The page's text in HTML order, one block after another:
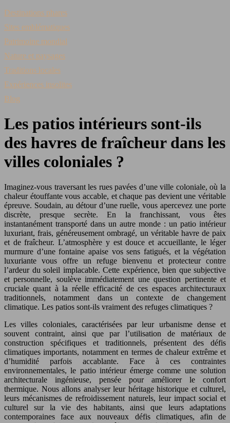
Destinations phares
Sites emblématiques
Patrimoine mondial
Nature et paysages
Traditions locales
Expériences insolites
Blog
Les patios intérieurs sont-ils
des havres de fraîcheur dans les
villes coloniales ?
Imaginez-vous traversant les rues pavées d’une ville coloniale, où la
chaleur étouffante vous accable, et chaque pas devient une véritable
épreuve. Soudain, au détour d’une ruelle, vous apercevez une porte
discrète, presque secrète. En la franchissant, vous êtes
instantanément transporté dans un autre monde : un patio intérieur
luxuriant, frais, généreusement ombragé, un véritable havre de paix
et de fraîcheur. L’atmosphère y est douce et accueillante, le léger
murmure d’une fontaine apaise vos sens fatigués, et la végétation
luxuriante vous offre un refuge bienvenu et protecteur contre
l’ardeur du soleil implacable. Cette expérience, bien que subjective
et personnelle, soulève immédiatement une question pertinente et
cruciale quant à la réelle efficacité de ces espaces architecturaux
traditionnels, notamment dans un contexte de changement
climatique. Les patios sont-ils vraiment des refuges climatiques ?
Les villes coloniales, caractérisées par leur urbanisme dense et
souvent contraint, ainsi que par l’utilisation de matériaux de
construction spécifiques et traditionnels, présentent des défis
climatiques importants, notamment en termes de chaleur extrême et
d’humidité parfois accablante. Face à ces contraintes
environnementales, le patio intérieur émerge comme une solution
architecturale ingénieuse, pensée pour améliorer le confort
thermique. Nous allons analyser leur héritage historique et culturel,
leurs mécanismes de refroidissement naturels, leur impact social et
culturel sur la vie des habitants, ainsi que leurs adaptations
contemporaines face aux nouveaux défis climatiques, afin de